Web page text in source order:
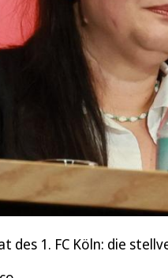
des 1. FC Köln: die